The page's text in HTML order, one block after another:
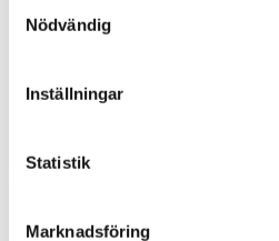
Nödvändig
Inställningar
Statistik
Marknadsföring
Integritetspolicy
Våra produkter
Företag
Sigill & certifikat